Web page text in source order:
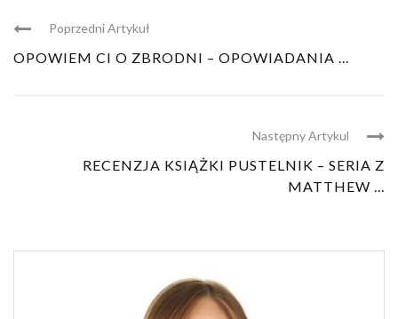
Poprzedni Artykuł
OPOWIEM CI O ZBRODNI – OPOWIADANIA ...
Następny Artykul
RECENZJA KSIĄŻKI PUSTELNIK – SERIA Z
MATTHEW ...